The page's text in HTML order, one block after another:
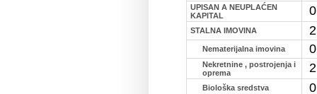
UPISAN A NEUPLAĆEN
KAPITAL
0
STALNA IMOVINA
Nematerijalna imovina 0
Nekretnine , postrojenja i
oprema
Biološka sredstva 0